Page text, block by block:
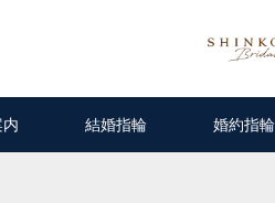
結婚指輪 婚約指輪